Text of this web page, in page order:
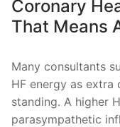
Coronary
That Means
Many consultants
HF energy as
standing. A higher
parasympathetic